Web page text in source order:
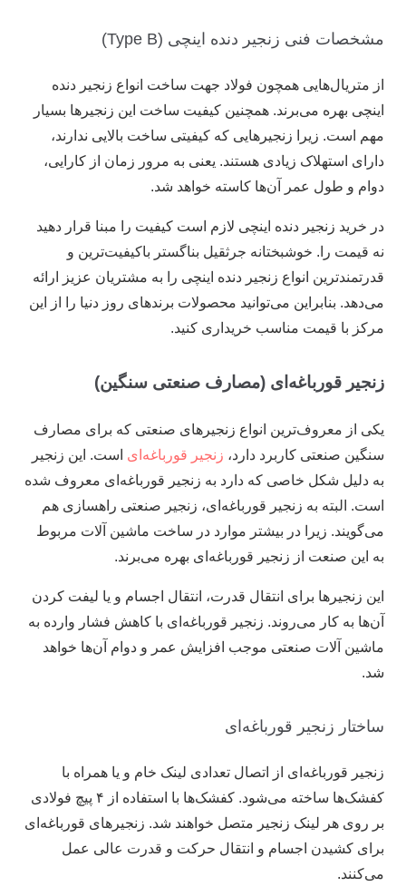
مشخصات فنی زنجیر دنده اینچی (Type B)
از متریال‌هایی همچون فولاد جهت ساخت انواع زنجیر دنده
اینچی بهره می‌برند. همچنین کیفیت ساخت این زنجیر‌ها بسیار
مهم است. زیرا زنجیر‌هایی که کیفیتی ساخت بالایی ندارند،
دارای استهلاک زیادی هستند. یعنی به مرور زمان از کارایی،
دوام و طول عمر آن‌ها کاسته خواهد شد.
در خرید زنجیر دنده اینچی لازم است کیفیت را مبنا قرار دهید
نه قیمت را. خوشبختانه جرثقیل بناگستر باکیفیت‌ترین و
قدرتمندترین انواع زنجیر دنده اینچی را به مشتریان عزیز ارائه
می‌دهد. بنابراین می‌توانید محصولات برند‌های روز دنیا را از این
مرکز با قیمت مناسب خریداری کنید.
زنجیر قورباغه‌ای (مصارف صنعتی سنگین)
یکی از معروف‌ترین انواع زنجیر‌های صنعتی که برای مصارف
سنگین صنعتی کاربرد دارد، زنجیر قورباغه‌ای است. این زنجیر
به دلیل شکل خاصی که دارد به زنجیر قورباغه‌ای معروف شده
است. البته به زنجیر قورباغه‌ای، زنجیر صنعتی راهسازی هم
می‌گویند. زیرا در بیشتر موارد در ساخت ماشین آلات مربوط
به این صنعت از زنجیر قورباغه‌ای بهره می‌برند.
این زنجیر‌ها برای انتقال قدرت، انتقال اجسام و یا لیفت کردن
آن‌ها به کار ‌می‌روند. زنجیر قورباغه‌ای با کاهش فشار وارده به
ماشین آلات صنعتی موجب افزایش عمر و دوام آن‌ها خواهد
شد.
ساختار زنجیر قورباغه‌ای
زنجیر قورباغه‌ای از اتصال تعدادی لینک خام و یا همراه با
کفشک‌ها ساخته می‌شود. کفشک‌ها با استفاده از ۴ پیچ فولادی
بر روی هر لینک زنجیر متصل خواهند شد. زنجیر‌های قورباغه‌ای
برای کشیدن اجسام و انتقال حرکت و قدرت عالی عمل
می‌کنند.